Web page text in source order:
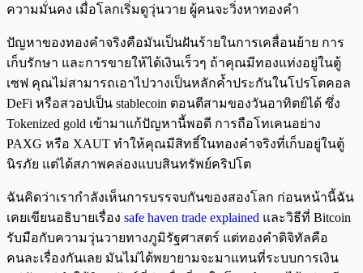
ความมั่นคง เมื่อโลกเริ่มดูวุ่นวาย ผู้คนจะวิ่งหาทองคำ
ปัญหาของทองคำจริงคือมันเป็นฝันร้ายในการเคลื่อนย้าย การ
เก็บรักษา และการขายให้ได้เงินเร็วๆ ถ้าคุณมีทองแท่งอยู่ในตู้
เซฟ คุณไม่สามารถเอาไปวางเป็นหลักค้ำประกันในโปรโตคอล
DeFi หรือสวอปเป็น stablecoin ตอนตีสามของวันอาทิตย์ได้ ซึ่ง
Tokenized gold เข้ามาแก้ปัญหานี้พอดี การถือโทเคนอย่าง
PAXG หรือ XAUT ทำให้คุณมีสิทธิ์ในทองคำจริงที่เก็บอยู่ในตู้
นิรภัย แต่ได้สภาพคล่องแบบสินทรัพย์คริปโต
ฉันคิดว่าเรากำลังเห็นการบรรจบกันของสองโลก ก่อนหน้านี้ฉัน
เคยเขียนอธิบายเรื่อง safe haven trade explained และวิธีที่ Bitcoin
รับมือกับความวุ่นวายทางภูมิรัฐศาสตร์ แต่ทองคำดิจิทัลคือ
คนละเรื่องกันเลย มันไม่ได้พยายามจะมาแทนที่ระบบการเงิน